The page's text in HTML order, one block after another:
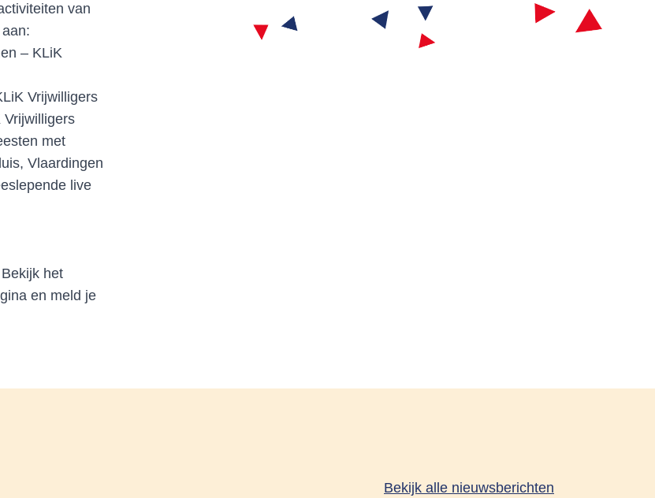
van
– KLiK
Vrijwilligers
Vrijwilligers
met
Vlaardingen
live
het
en meld je
Bekijk alle nieuwsberichten